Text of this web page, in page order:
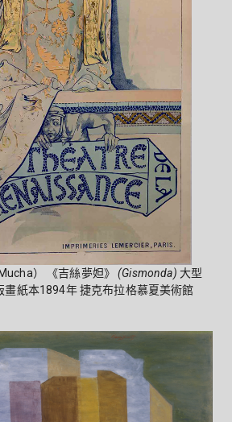
） 《吉絲夢妲》(Gismonda) 大型
畫紙本1894年 捷克布拉格慕夏美術館